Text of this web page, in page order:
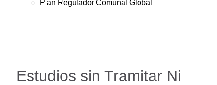
Plan Regulador Comunal Global
Estudios sin Tramitar Ni